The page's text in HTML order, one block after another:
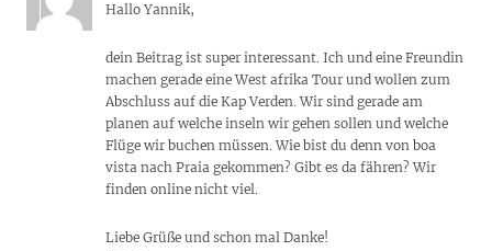
Hallo Yannik,
dein Beitrag ist super interessant. Ich und eine Freundin
machen gerade eine West afrika Tour und wollen zum
Abschluss auf die Kap Verden. Wir sind gerade am
planen auf welche inseln wir gehen sollen und welche
Flüge wir buchen müssen. Wie bist du denn von boa
vista nach Praia gekommen? Gibt es da fähren? Wir
finden online nicht viel.
Liebe Grüße und schon mal Danke!